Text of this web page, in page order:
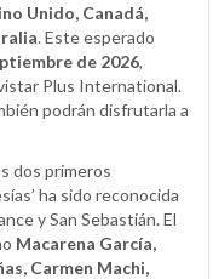
Unido, Canadá,
. Este esperado
de 2026,
Plus International.
podrán disfrutarla a
dos primeros
ha sido reconocida
y San Sebastián. El
Macarena García,
Carmen Machi,